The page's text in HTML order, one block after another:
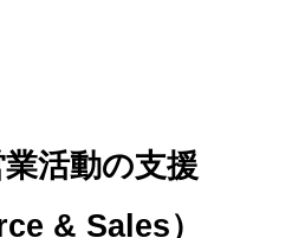
活動の支援
& Sales）